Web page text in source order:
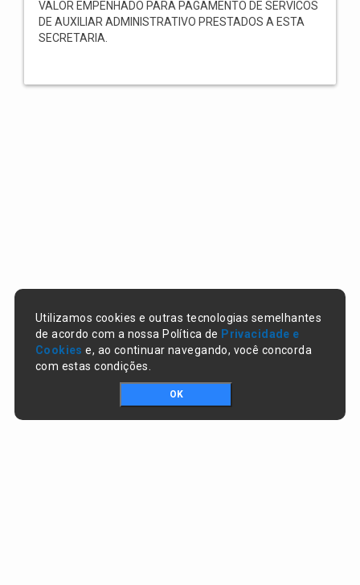
VALOR EMPENHADO PARA PAGAMENTO DE SERVICOS
DE AUXILIAR ADMINISTRATIVO PRESTADOS A ESTA
SECRETARIA.
Utilizamos cookies e outras tecnologias semelhantes
de acordo com a nossa Política de Privacidade e
Cookies e, ao continuar navegando, você concorda
com estas condições.
OK